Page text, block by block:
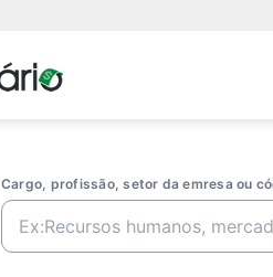
Portal
Cargo, profissão, setor da emresa ou